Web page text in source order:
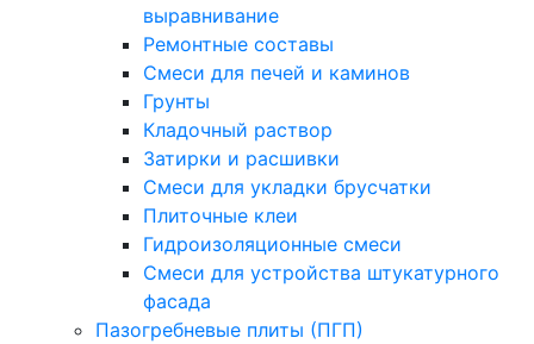
выравнивание
Ремонтные составы
Смеси для печей и каминов
Грунты
Кладочный раствор
Затирки и расшивки
Смеси для укладки брусчатки
Плиточные клеи
Гидроизоляционные смеси
Смеси для устройства штукатурного
фасада
Пазогребневые плиты (ПГП)